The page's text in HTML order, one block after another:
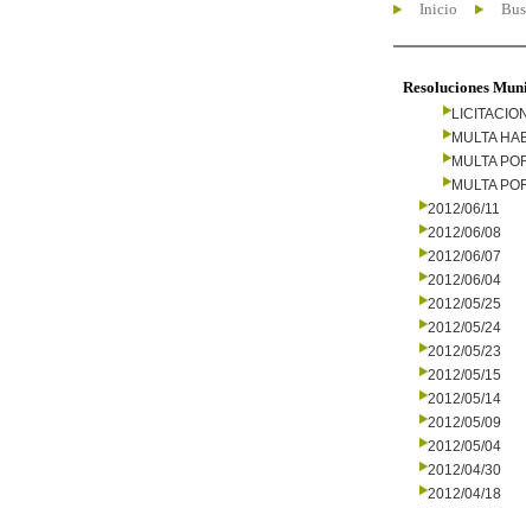
Inicio
Resoluciones
MULTA
MULTA
MULTA
2012/06/11
2012/06/08
2012/06/07
2012/06/04
2012/05/25
2012/05/24
2012/05/23
2012/05/15
2012/05/14
2012/05/09
2012/05/04
2012/04/30
2012/04/18